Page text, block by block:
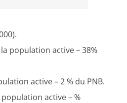
population active – 38%
active – 2 % du PNB.
active – %